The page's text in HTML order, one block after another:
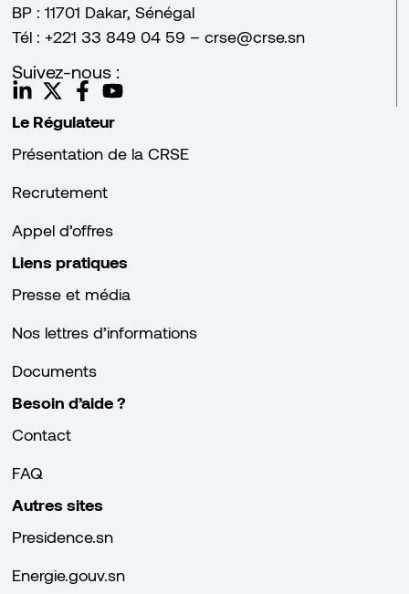
BP : 11701 Dakar, Sénégal
Tél : +221 33 849 04 59 – crse@crse.sn
Suivez-nous :
Le Régulateur
Présentation de la CRSE
Recrutement
Appel d’offres
Liens pratiques
Presse et média
Nos lettres d’informations
Documents
Besoin d’aide ?
Contact
FAQ
Autres sites
Presidence.sn
Energie.gouv.sn